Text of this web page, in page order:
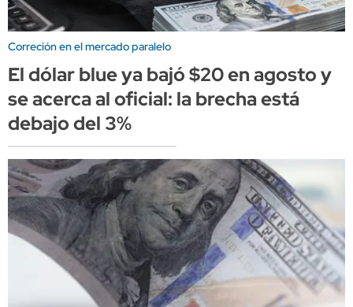
Correción en el mercado paralelo
El dólar blue ya bajó $20 en agosto y
se acerca al oficial: la brecha está
debajo del 3%